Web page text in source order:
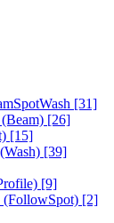
[31]
[26]
[15]
[39]
[9]
(FollowSpot) [2]